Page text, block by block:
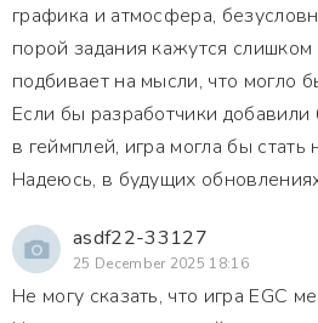
графика и атмосфера,
порой задания кажутся
подбивает на мысли, что могло
Если бы разработчики
в геймплей, игра могла бы стать
Надеюсь, в будущих
asdf22-33127
25 December 2025 18:16
Не могу сказать, что игра EGC